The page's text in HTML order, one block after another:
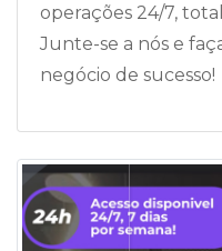
operações 24/7,
Junte-se a nós e
negócio de sucesso!